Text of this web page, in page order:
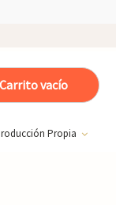
Carrito vacío
Propia